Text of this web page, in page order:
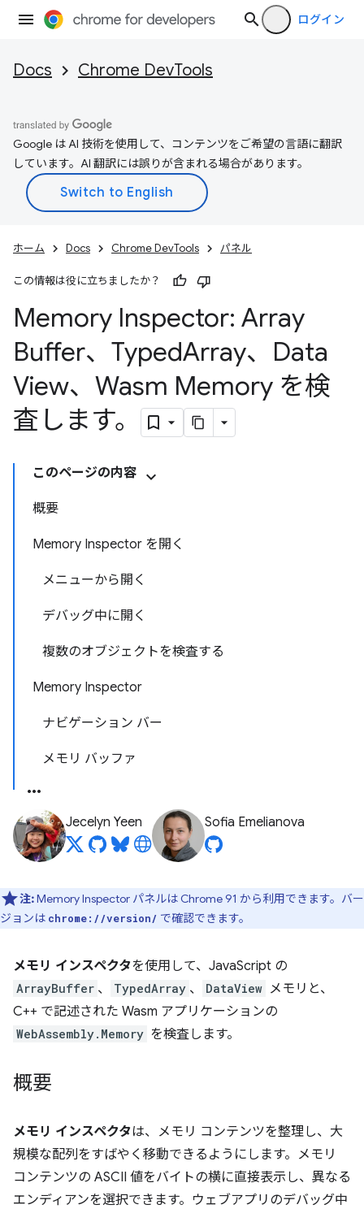
ログイン
Docs Chrome DevTools
Google は AI 技術を使用して、コンテンツをご希望の言語に翻訳
しています。AI 翻訳には誤りが含まれる場合があります。
ホーム Docs Chrome DevTools パネル
この情報は役に立ちましたか？
Memory Inspector: Array
Buffer、TypedArray、Data
View、Wasm Memory を検
査します。
このページの内容
概要
Memory Inspector を開く
メニューから開く
デバッグ中に開く
複数のオブジェクトを検査する
Memory Inspector
ナビゲーション バー
メモリ バッファ
Jecelyn Yeen Sofia Emelianova
注:Memory Inspector パネルは Chrome 91 から利用できます。バー
ジョンは chrome://version/ で確認できます。
メモリ インスペクタを使用して、JavaScript の
ArrayBuffer 、 TypedArray 、 DataView メモリと、
C++ で記述された Wasm アプリケーションの
WebAssembly.Memory を検査します。
概要
メモリ インスペクタは、メモリ コンテンツを整理し、大
規模な配列をすばやく移動できるようにします。メモリ
コンテンツの ASCII 値をバイトの横に直接表示し、異なる
エンディアンを選択できます。ウェブアプリのデバッグ中